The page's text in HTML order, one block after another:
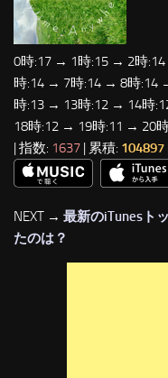
0時:17 → 1時:15 → 2時
時:14 → 7時:14 → 8時:14
時:13 → 13時:12 → 14時
18時:12 → 19時:11 → 20
| 指数: 1637 | 累積: 104897
NEXT → 最新のiTunesト
たのは？